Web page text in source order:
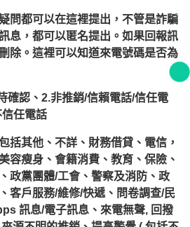
❓ 待確認
：接了直接掛
12-19 21:34:38
問都可以在這裡提出，不管是詐騙
息，都可以匿名提出。如果回報訊
除。這裡可以知道來電號碼是否為
確認、2.非推銷/信賴電話/信任電
任電話
括其他、不詳、財務借貸、電信，
容瘦身、會籍消費、教育、保險、
政黨團體/工會、警察及消防、政
客戶服務/維修/快遞、問卷調查/民
訊息/電子訊息、來電無聲, 回撥